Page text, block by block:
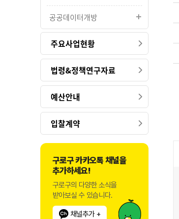
공공데이터개방
주요사업현황
법령&정책연구자료
예산안내
입찰계약
구로구 카카오톡 채널을
추가하세요!
구로구의 다양한 소식을
받아보실 수 있습니다.
채널추가 +